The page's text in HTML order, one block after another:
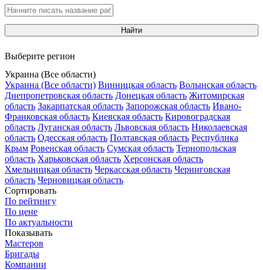
Найти
Выберите регион
Украина (Все области)
Украина (Все области) Винницкая область Волынская область
Днепропетровская область Донецкая область Житомирская
область Закарпатская область Запорожская область Ивано-
Франковская область Киевская область Кировоградская
область Луганская область Львовская область Николаевская
область Одесская область Полтавская область Республика
Крым Ровенская область Сумская область Тернопольская
область Харьковская область Херсонская область
Хмельницкая область Черкасская область Черниговская
область Черновицкая область
Сортировать
По рейтингу
По цене
По актуальности
Показывать
Мастеров
Бригады
Компании